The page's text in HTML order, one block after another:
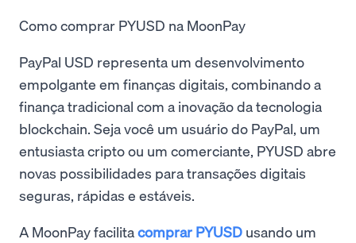
Como comprar PYUSD na MoonPay
PayPal USD representa um desenvolvimento
empolgante em finanças digitais, combinando a
finança tradicional com a inovação da tecnologia
blockchain. Seja você um usuário do PayPal, um
entusiasta cripto ou um comerciante, PYUSD abre
novas possibilidades para transações digitais
seguras, rápidas e estáveis.
A MoonPay facilitacomprar PYUSD usando um